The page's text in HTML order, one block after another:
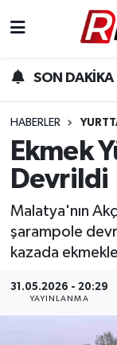
SON DAKİKA
HABERLER
Ekmek
Devrildi
Malatya'nın
şarampole
kazada
31.05.2026 - 20:29
YAYINLANMA
Gündem
Yurttan
Ekonomi
Teknoloji
Rize Hava
Rize Trafik
Süper Lig
Tüm
Son
Haber Arşivi